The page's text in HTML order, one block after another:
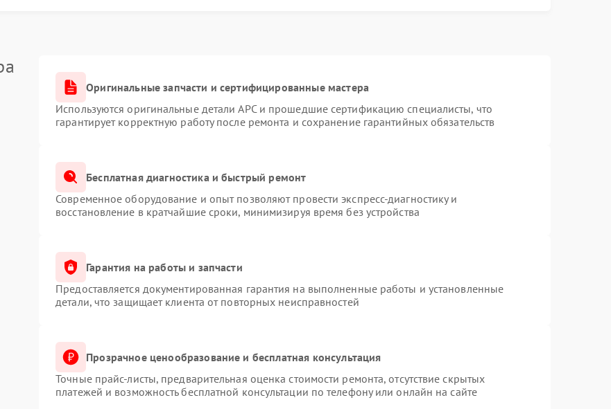
корпус или вносить изменения в настройки.
все подключённые устройства;
что напряжение присутствует и провод не
режимы работы могут сопровождаться
загрязнений или механических
пора доверить устройство специалистам. В
с применением профессионального
сбой, и выполнят ремонт APC с
зачастую приводят к
смежных компонентов или
доверьте ремонт APC квалифицированным
центр APC — и ваше оборудование вернётся в
Оригинальные запчасти и сертифицированные мастера
Используются оригинальные детали APC и прошедшие сертификацию специалисты, что
гарантирует корректную работу после ремонта и сохранение гарантийных обязательств
Бесплатная диагностика и быстрый ремонт
Современное оборудование и опыт позволяют провести экспресс-диагностику и
восстановление в кратчайшие сроки, минимизируя время без устройства
Гарантия на работы и запчасти
Предоставляется документированная гарантия на выполненные работы и установленные
детали, что защищает клиента от повторных неисправностей
Прозрачное ценообразование и бесплатная консультация
Точные прайс-листы, предварительная оценка стоимости ремонта, отсутствие скрытых
платежей и возможность бесплатной консультации по телефону или онлайн на сайте